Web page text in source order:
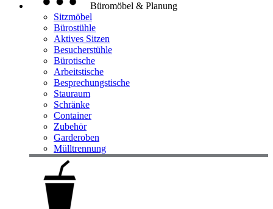
Büromöbel & Planung
Sitzmöbel
Bürostühle
Aktives Sitzen
Besucherstühle
Bürotische
Arbeitstische
Besprechungstische
Stauraum
Schränke
Container
Zubehör
Garderoben
Mülltrennung